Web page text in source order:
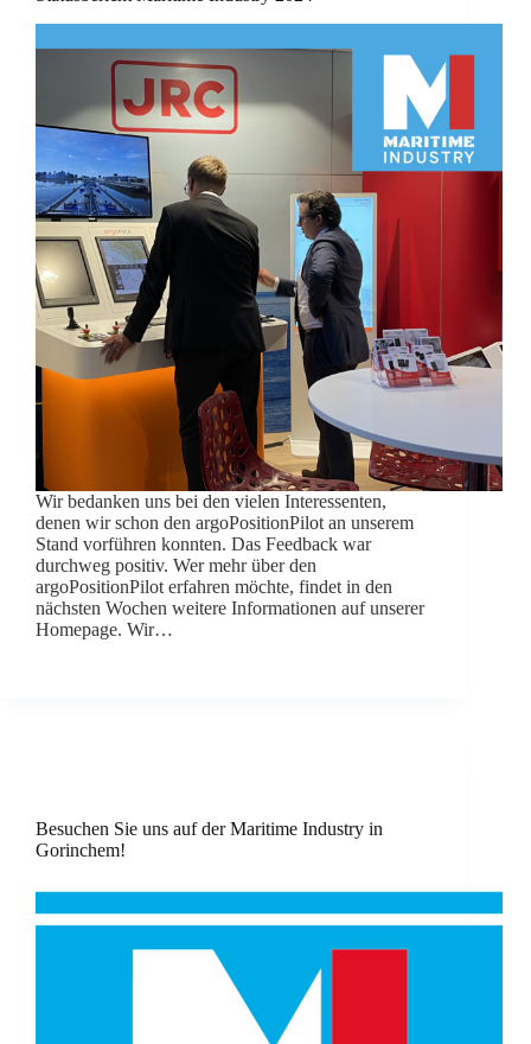
Wir bedanken uns bei den vielen Interessenten,
denen wir schon den argoPositionPilot an unserem
Stand vorführen konnten. Das Feedback war
durchweg positiv. Wer mehr über den
argoPositionPilot erfahren möchte, findet in den
nächsten Wochen weitere Informationen auf unserer
Homepage. Wir…
Besuchen Sie uns auf der Maritime Industry in
Gorinchem!